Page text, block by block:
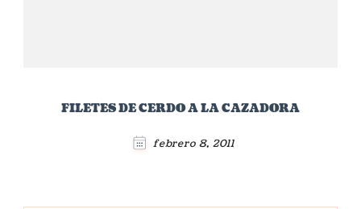
FILETES DE CERDO A LA CAZADORA
febrero 8, 2011